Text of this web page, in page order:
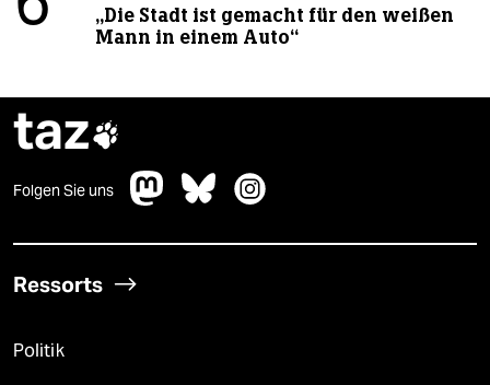
„Die Stadt ist gemacht für den weißen
Mann in einem Auto“
taz
Folgen Sie uns
Ressorts
Politik